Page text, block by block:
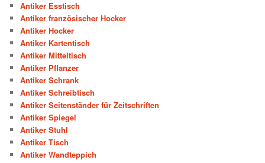
Antiker Esstisch
Antiker französischer Hocker
Antiker Hocker
Antiker Kartentisch
Antiker Mitteltisch
Antiker Pflanzer
Antiker Schrank
Antiker Schreibtisch
Antiker Seitenständer für Zeitschriften
Antiker Spiegel
Antiker Stuhl
Antiker Tisch
Antiker Wandteppich